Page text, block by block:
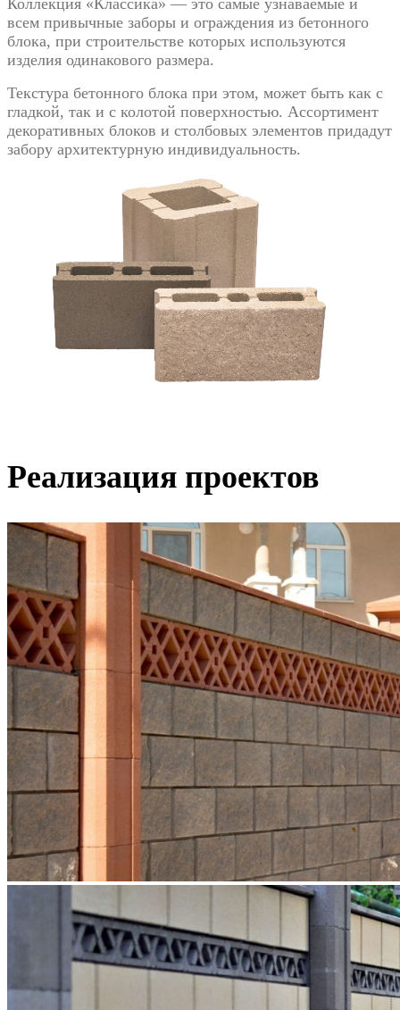
Коллекция «Классика» — это самые узнаваемые и
всем привычные заборы и ограждения из бетонного
блока, при строительстве которых используются
изделия одинакового размера.
Текстура бетонного блока при этом, может быть как с
гладкой, так и с колотой поверхностью. Ассортимент
декоративных блоков и столбовых элементов придадут
забору архитектурную индивидуальность.
Реализация проектов